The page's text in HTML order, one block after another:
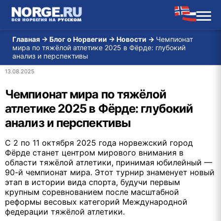
Главная → Блог о Норвегии → Новости → Чемпионат
мира по тяжёлой атлетике 2025 в Фёрде: глубокий
анализ и перспективы
13.08.2025
Чемпионат мира по тяжёлой
атлетике 2025 в Фёрде: глубокий
анализ и перспективы
С 2 по 11 октября 2025 года норвежский город
Фёрде станет центром мирового внимания в
области тяжёлой атлетики, принимая юбилейный —
90-й чемпионат мира. Этот турнир знаменует новый
этап в истории вида спорта, будучи первым
крупным соревнованием после масштабной
реформы весовых категорий Международной
федерации тяжёлой атлетики.